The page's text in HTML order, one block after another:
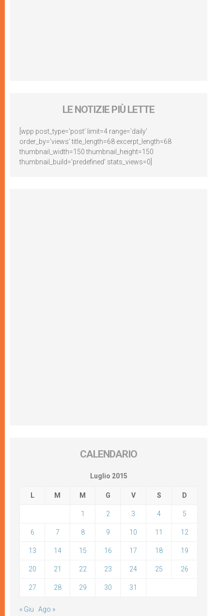
LE NOTIZIE PIÙ LETTE
[wpp post_type='post' limit=4 range='daily'
order_by='views' title_length=68 excerpt_length=68
thumbnail_width=150 thumbnail_height=150
thumbnail_build='predefined' stats_views=0]
CALENDARIO
Luglio 2015
L M M G V S D
1 2 3 4 5
6 7 8 9 10 11 12
13 14 15 16 17 18 19
20 21 22 23 24 25 26
27 28 29 30 31
« Giu Ago »